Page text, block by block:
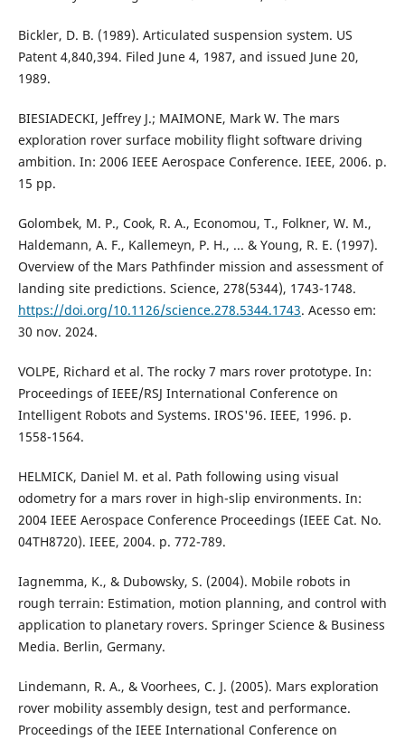
Bickler, D. B. (1989). Articulated suspension system. US
Patent 4,840,394. Filed June 4, 1987, and issued June 20,
1989.
BIESIADECKI, Jeffrey J.; MAIMONE, Mark W. The mars
exploration rover surface mobility flight software driving
ambition. In: 2006 IEEE Aerospace Conference. IEEE, 2006. p.
15 pp.
Golombek, M. P., Cook, R. A., Economou, T., Folkner, W. M.,
Haldemann, A. F., Kallemeyn, P. H., ... & Young, R. E. (1997).
Overview of the Mars Pathfinder mission and assessment of
landing site predictions. Science, 278(5344), 1743-1748.
https://doi.org/10.1126/science.278.5344.1743. Acesso em:
30 nov. 2024.
VOLPE, Richard et al. The rocky 7 mars rover prototype. In:
Proceedings of IEEE/RSJ International Conference on
Intelligent Robots and Systems. IROS'96. IEEE, 1996. p.
1558-1564.
HELMICK, Daniel M. et al. Path following using visual
odometry for a mars rover in high-slip environments. In:
2004 IEEE Aerospace Conference Proceedings (IEEE Cat. No.
04TH8720). IEEE, 2004. p. 772-789.
Iagnemma, K., & Dubowsky, S. (2004). Mobile robots in
rough terrain: Estimation, motion planning, and control with
application to planetary rovers. Springer Science & Business
Media. Berlin, Germany.
Lindemann, R. A., & Voorhees, C. J. (2005). Mars exploration
rover mobility assembly design, test and performance.
Proceedings of the IEEE International Conference on